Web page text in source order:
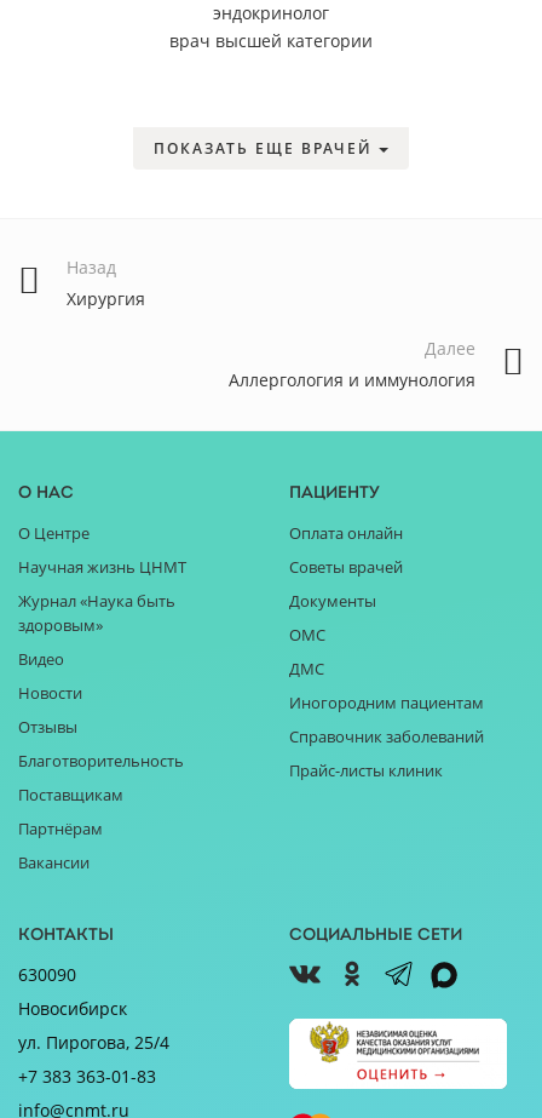
эндокринолог
врач высшей категории
ПОКАЗАТЬ ЕЩЕ ВРАЧЕЙ
Назад
Хирургия
Далее
Аллергология и иммунология
О нас
О Центре
Научная жизнь ЦНМТ
Журнал «Наука быть
здоровым»
Видео
Новости
Отзывы
Благотворительность
Поставщикам
Партнёрам
Вакансии
Пациенту
Оплата онлайн
Советы врачей
Документы
ОМС
ДМС
Иногородним пациентам
Справочник заболеваний
Прайс-листы клиник
Контакты
630090
Новосибирск
ул. Пирогова, 25/4
+7 383 363-01-83
info@cnmt.ru
Социальные сети